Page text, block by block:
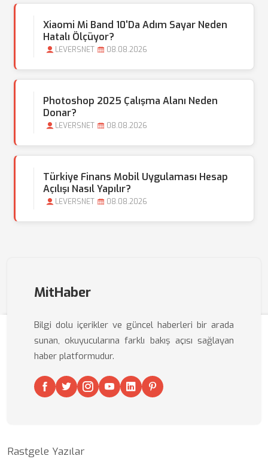
Xiaomi Mi Band 10'da Adım Sayar Neden
Hatalı Ölçüyor?
LEVERSNET 08.08.2026
Photoshop 2025 Çalışma Alanı Neden
Donar?
LEVERSNET 08.08.2026
Türkiye Finans Mobil Uygulaması Hesap
Açılışı Nasıl Yapılır?
LEVERSNET 08.08.2026
MitHaber
Bilgi dolu içerikler ve güncel haberleri bir arada
sunan, okuyucularına farklı bakış açısı sağlayan
haber platformudur.
Rastgele Yazılar